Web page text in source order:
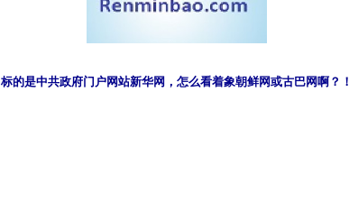
标的是中共政府门户网站新华网，怎么看着象朝鲜网或古巴网啊？！